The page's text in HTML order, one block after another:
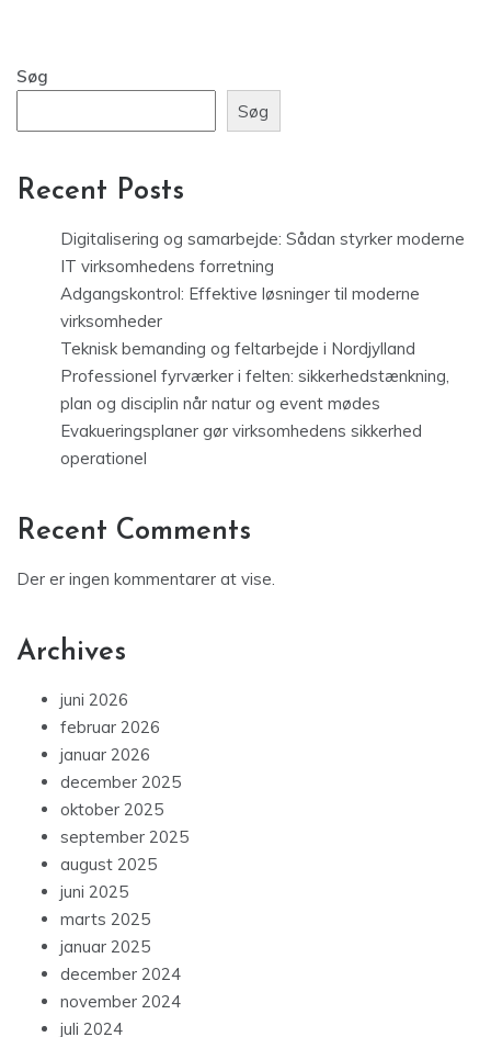
Søg
Søg
Recent Posts
Digitalisering og samarbejde: Sådan styrker moderne
IT virksomhedens forretning
Adgangskontrol: Effektive løsninger til moderne
virksomheder
Teknisk bemanding og feltarbejde i Nordjylland
Professionel fyrværker i felten: sikkerhedstænkning,
plan og disciplin når natur og event mødes
Evakueringsplaner gør virksomhedens sikkerhed
operationel
Recent Comments
Der er ingen kommentarer at vise.
Archives
juni 2026
februar 2026
januar 2026
december 2025
oktober 2025
september 2025
august 2025
juni 2025
marts 2025
januar 2025
december 2024
november 2024
juli 2024